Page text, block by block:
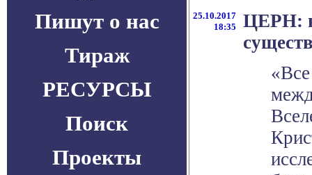
Пишут о нас
Тираж
РЕСУРСЫ
Поиск
Проекты
25.10.2017
18:35
ЦЕРН: